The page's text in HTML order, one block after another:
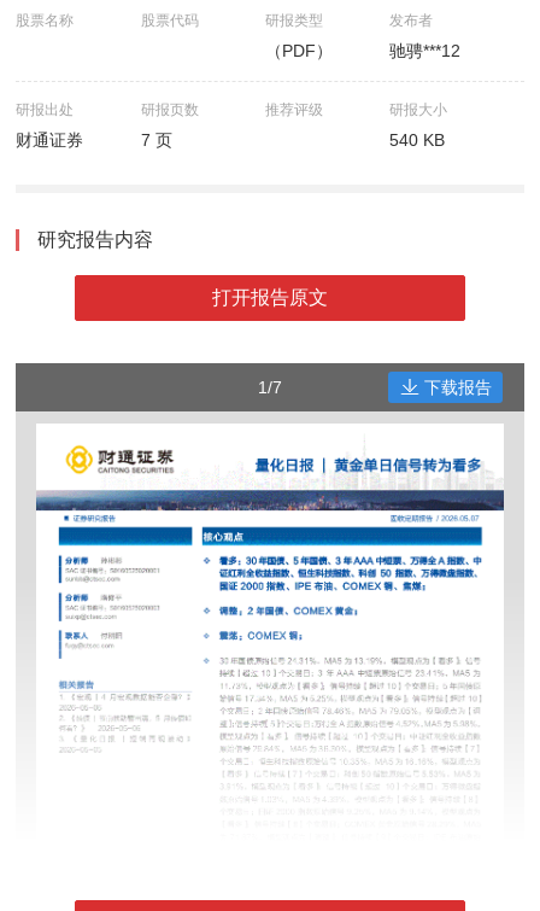
股票名称 股票代码 研报类型
（PDF）
发布者
驰骋***12
研报出处
财通证券
研报页数
7 页
推荐评级 研报大小
540 KB
研究报告内容
打开报告原文
1/7 下载报告